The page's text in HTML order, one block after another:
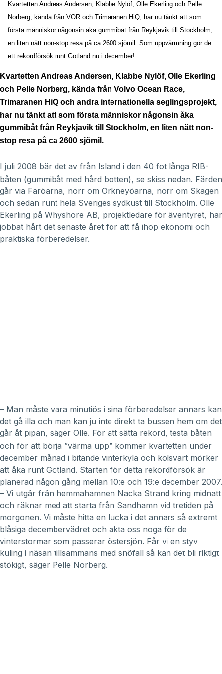
Kvartetten Andreas Andersen, Klabbe Nylöf, Olle Ekerling och Pelle
Norberg, kända från VOR och Trimaranen HiQ, har nu tänkt att som
första människor någonsin åka gummibåt från Reykjavik till Stockholm,
en liten nätt non-stop resa på ca 2600 sjömil. Som uppvärmning gör de
ett rekordförsök runt Gotland nu i december!
Kvartetten Andreas Andersen, Klabbe Nylöf, Olle Ekerling
och Pelle Norberg, kända från Volvo Ocean Race,
Trimaranen HiQ och andra internationella seglingsprojekt,
har nu tänkt att som första människor någonsin åka
gummibåt från Reykjavik till Stockholm, en liten nätt non-
stop resa på ca 2600 sjömil.
I juli 2008 bär det av från Island i den 40 fot långa RIB-
båten (gummibåt med hård botten), se skiss nedan. Färden
går via Färöarna, norr om Orkneyöarna, norr om Skagen
och sedan runt hela Sveriges sydkust till Stockholm. Olle
Ekerling på Whyshore AB, projektledare för äventyret, har
jobbat hårt det senaste året för att få ihop ekonomi och
praktiska förberedelser.
– Man måste vara minutiös i sina förberedelser annars kan
det gå illa och man kan ju inte direkt ta bussen hem om det
går åt pipan, säger Olle. För att sätta rekord, testa båten
och för att börja ”värma upp” kommer kvartetten under
december månad i bitande vinterkyla och kolsvart mörker
att åka runt Gotland. Starten för detta rekordförsök är
planerad någon gång mellan 10:e och 19:e december 2007.
– Vi utgår från hemmahamnen Nacka Strand kring midnatt
och räknar med att starta från Sandhamn vid tretiden på
morgonen. Vi måste hitta en lucka i det annars så extremt
blåsiga decembervädret och akta oss noga för de
vinterstormar som passerar östersjön. Får vi en styv
kuling i näsan tillsammans med snöfall så kan det bli riktigt
stökigt, säger Pelle Norberg.